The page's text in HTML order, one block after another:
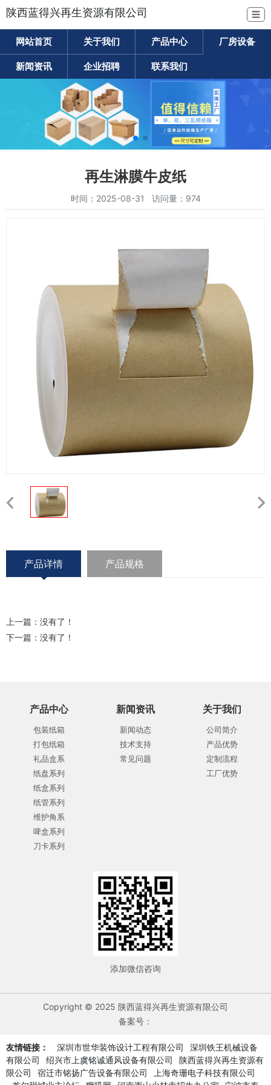
陕西蓝得兴再生资源有限公司 ☰
网站首页 关于我们 产品中心 厂房设备
新闻资讯 企业招聘 联系我们
再生淋膜牛皮纸
时间：2025-08-31 访问量：974
产品详情 产品规格
上一篇：没有了！
下一篇：没有了！
产品中心
包装纸箱
打包纸箱
礼品盒系
纸盘系列
纸盒系列
纸管系列
维护角系
啤盒系列
刀卡系列
新闻资讯
新闻动态
技术支持
常见问题
关于我们
公司简介
产品优势
定制流程
工厂优势
添加微信咨询
Copyright © 2025 陕西蓝得兴再生资源有限公司
备案号：
友情链接： 深圳市世华装饰设计工程有限公司
深圳铁王机械设备
有限公司
绍兴市上虞铭诚通风设备有限公司
陕西蓝得兴再生资源有
限公司
宿迁市铭扬广告设备有限公司
上海奇珊电子科技有限公司